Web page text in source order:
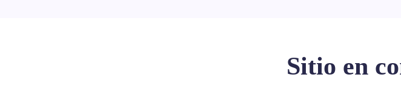
Sitio en